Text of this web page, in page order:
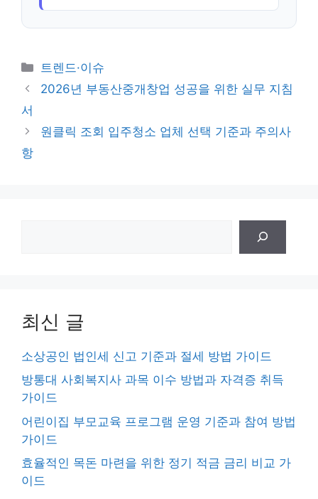
카
테
트렌드·이슈
2026년 부동산중개창업 성공을 위한 실무 지침
서
원클릭 조회 입주청소 업체 선택 기준과 주의사
항
최신 글
소상공인 법인세 신고 기준과 절세 방법 가이드
방통대 사회복지사 과목 이수 방법과 자격증 취득
가이드
어린이집 부모교육 프로그램 운영 기준과 참여 방법
가이드
효율적인 목돈 마련을 위한 정기 적금 금리 비교 가
이드